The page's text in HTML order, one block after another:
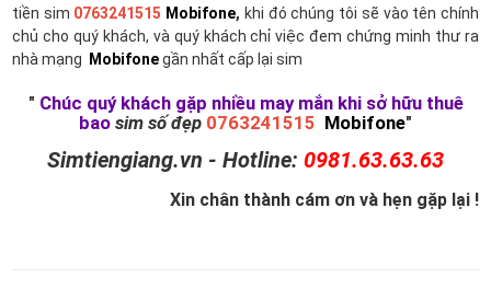
tiền sim 0763241515 Mobifone, khi đó chúng tôi sẽ vào tên chính
chủ cho quý khách, và quý khách chỉ việc đem chứng minh thư ra
nhà mạng
Mobifonegần nhất cấp lại sim
" Chúc quý khách gặp nhiều may mắn khi sở hữu thuê
bao sim số đẹp 0763241515 Mobifone"
Simtiengiang.vn - Hotline: 0981.63.63.63
Xin chân thành cám ơn và hẹn gặp lại !